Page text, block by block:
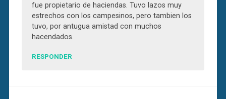
fue propietario de haciendas. Tuvo lazos muy
estrechos con los campesinos, pero tambien los
tuvo, por antugua amistad con muchos
hacendados.
RESPONDER